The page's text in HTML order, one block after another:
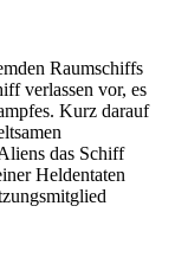
Raumschiffs
verlassen vor, es
Kurz darauf
das Schiff
Heldentaten